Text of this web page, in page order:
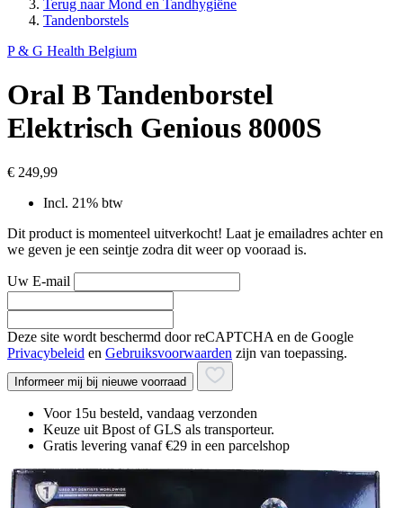
Terug naar Mond en Tandhygiëne
Tandenborstels
P & G Health Belgium
Oral B Tandenborstel
Elektrisch Genious 8000S
€ 249,99
Incl. 21% btw
Dit product is momenteel uitverkocht! Laat je emailadres achter en
we geven je een seintje zodra dit weer op vooraad is.
Uw E-mail
Deze site wordt beschermd door reCAPTCHA en de Google
Privacybeleid en Gebruiksvoorwaarden zijn van toepassing.
Informeer mij bij nieuwe voorraad
Voor 15u besteld, vandaag verzonden
Keuze uit Bpost of GLS als transporteur.
Gratis levering vanaf €29 in een parcelshop